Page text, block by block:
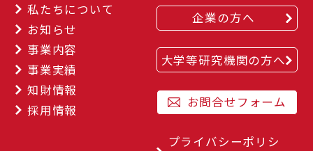
私たちについて
お知らせ
事業内容
事業実績
知財情報
採用情報
企業の方へ
大学等研究機関の方へ
お問合せフォーム
プライバシーポリシ